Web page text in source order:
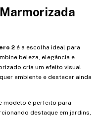
2 é a escolha ideal para
beleza, elegância e
cria um efeito visual
ambiente e destacar ainda
modelo é perfeito para
destaque em jardins,